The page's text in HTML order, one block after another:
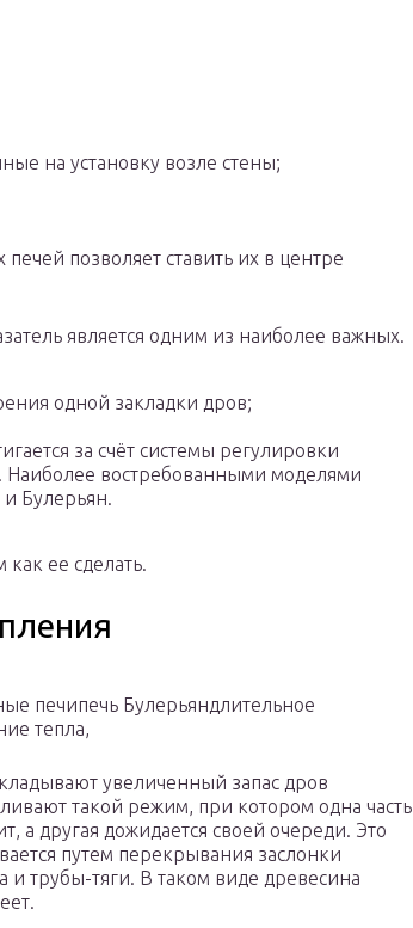
на установку возле стены;
позволяет ставить их в центре
является одним из наиболее важных.
одной закладки дров;
за счёт системы регулировки
Наиболее востребованными моделями
Булерьян.
ее сделать.
печипечь Булерьяндлительное
тепла,
увеличенный запас дров
такой режим, при котором одна часть
а другая дожидается своей очереди. Это
путем перекрывания заслонки
и трубы-тяги. В таком виде древесина